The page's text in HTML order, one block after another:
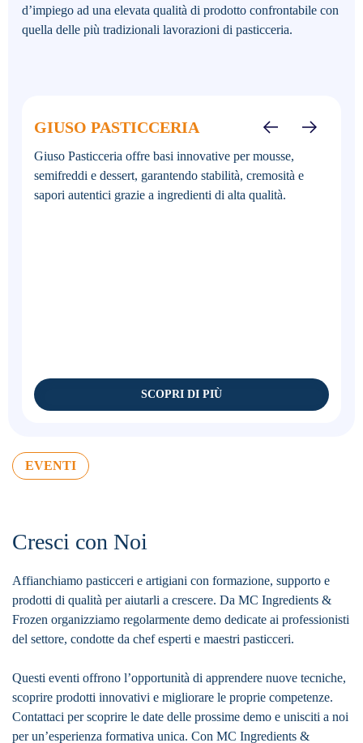
d’impiego ad una elevata qualità di prodotto confrontabile con
quella delle più tradizionali lavorazioni di pasticceria.
GIUSO PASTICCERIA
Giuso Pasticceria offre basi innovative per mousse,
semifreddi e dessert, garantendo stabilità, cremosità e
sapori autentici grazie a ingredienti di alta qualità.
SCOPRI DI PIÙ
EVENTI
Cresci con Noi
Affianchiamo pasticceri e artigiani con formazione, supporto e
prodotti di qualità per aiutarli a crescere. Da MC Ingredients &
Frozen organizziamo regolarmente demo dedicate ai professionisti
del settore, condotte da chef esperti e maestri pasticceri.
Questi eventi offrono l’opportunità di apprendere nuove tecniche,
scoprire prodotti innovativi e migliorare le proprie competenze.
Contattaci per scoprire le date delle prossime demo e unisciti a noi
per un’esperienza formativa unica. Con MC Ingredients &